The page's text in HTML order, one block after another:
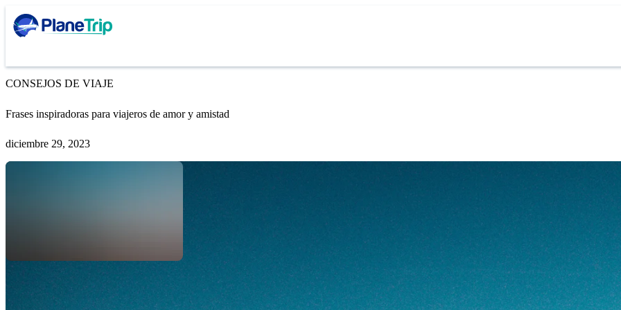
CONSEJOS DE VIAJE
Frases inspiradoras para viajeros de amor y amistad
diciembre 29, 2023